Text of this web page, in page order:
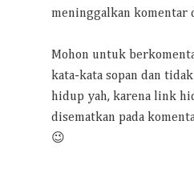
meninggalkan komentar
Mohon untuk
kata-kata sopan dan
hidup yah, karena link
disematkan pada
😉